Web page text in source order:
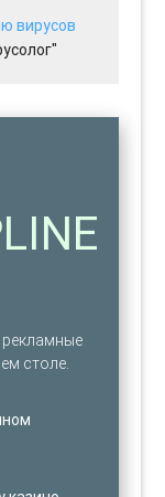
вирусов
рекламные
столе.